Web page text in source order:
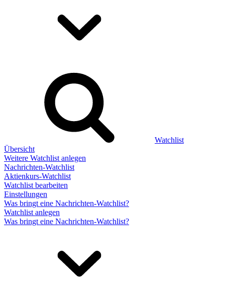
Watchlist
Übersicht
Weitere Watchlist anlegen
Nachrichten-Watchlist
Aktienkurs-Watchlist
Watchlist bearbeiten
Einstellungen
Was bringt eine Nachrichten-Watchlist?
Watchlist anlegen
Was bringt eine Nachrichten-Watchlist?